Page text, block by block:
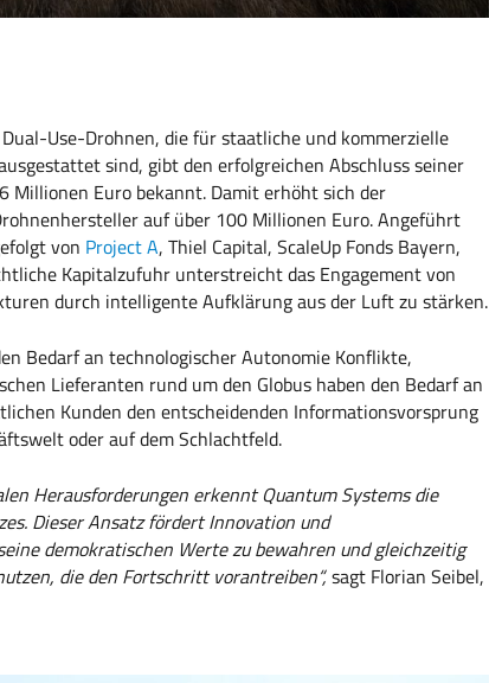
Use-Drohnen, die für staatliche und kommerzielle
sind, gibt den erfolgreichen Abschluss seiner
Millionen Euro bekannt. Damit erhöht sich der
auf über 100 Millionen Euro. Angeführt
von Project A, Thiel Capital, ScaleUp Fonds Bayern,
Kapitalzufuhr unterstreicht das Engagement von
durch intelligente Aufklärung aus der Luft zu stärken.
Bedarf an technologischer Autonomie Konflikte,
Lieferanten rund um den Globus haben den Bedarf an
Kunden den entscheidenden Informationsvorsprung
oder auf dem Schlachtfeld.
Herausforderungen erkennt Quantum Systems die
Dieser Ansatz fördert Innovation und
demokratischen Werte zu bewahren und gleichzeitig
die den Fortschritt vorantreiben“,sagt Florian Seibel,